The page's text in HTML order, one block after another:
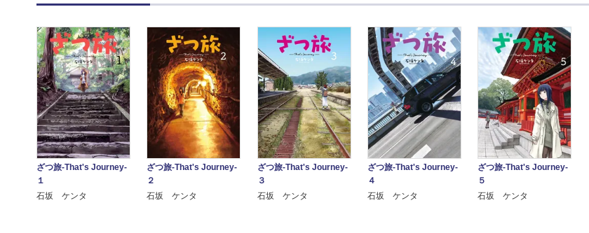
ざつ旅-That's Journey-
１
石坂 ケンタ
ざつ旅-That's Journey-
２
石坂 ケンタ
ざつ旅-That's Journey-
３
石坂 ケンタ
ざつ旅-That's Journey-
４
石坂 ケンタ
ざつ旅-That's Journey-
５
石坂 ケンタ